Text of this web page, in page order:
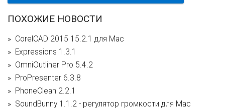
ПОХОЖИЕ НОВОСТИ
CorelCAD 2015 15.2.1 для Mac
Expressions 1.3.1
OmniOutliner Pro 5.4.2
ProPresenter 6.3.8
PhoneClean 2.2.1
SoundBunny 1.1.2 - регулятор громкости для Mac